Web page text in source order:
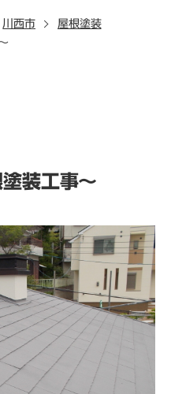
川西市
屋根塗装
装工事～